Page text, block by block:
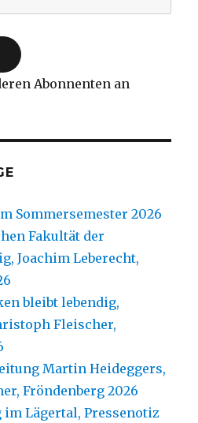
Abonnenten an
Sommersemester 2026
Fakultät der
Joachim Leberecht,
bleibt lebendig,
Fleischer,
Martin Heideggers,
Fröndenberg 2026
im Lägertal, Pressenotiz